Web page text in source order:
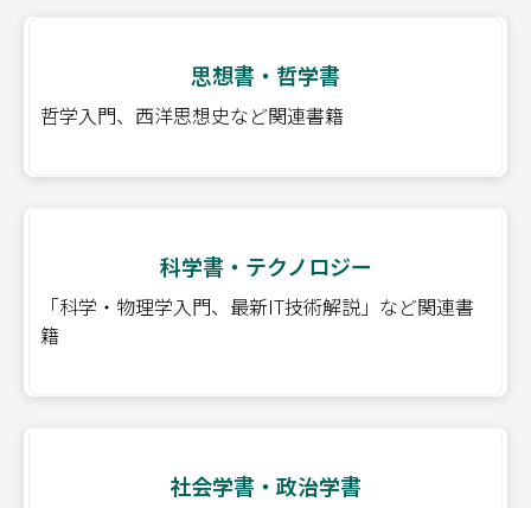
思想書・哲学書
哲学入門、西洋思想史など関連書籍
科学書・テクノロジー
「科学・物理学入門、最新IT技術解説」など関連書
籍
社会学書・政治学書